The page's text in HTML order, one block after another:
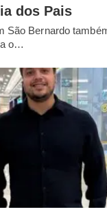
dos Pais
São Bernardo
o…